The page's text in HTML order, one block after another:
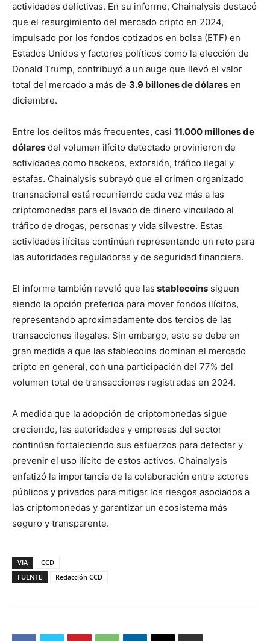
actividades delictivas. En su informe, Chainalysis destacó
que el resurgimiento del mercado cripto en 2024,
impulsado por los fondos cotizados en bolsa (ETF) en
Estados Unidos y factores políticos como la elección de
Donald Trump, contribuyó a un auge que llevó el valor
total del mercado a más de 3.9 billones de dólares en
diciembre.
Entre los delitos más frecuentes, casi 11.000 millones de
dólares del volumen ilícito detectado provinieron de
actividades como hackeos, extorsión, tráfico ilegal y
estafas. Chainalysis subrayó que el crimen organizado
transnacional está recurriendo cada vez más a las
criptomonedas para el lavado de dinero vinculado al
tráfico de drogas, personas y vida silvestre. Estas
actividades ilícitas continúan representando un reto para
las autoridades reguladoras y de seguridad financiera.
El informe también reveló que las stablecoins siguen
siendo la opción preferida para mover fondos ilícitos,
representando aproximadamente dos tercios de las
transacciones ilegales. Sin embargo, esto se debe en
gran medida a que las stablecoins dominan el mercado
cripto en general, con una participación del 77% del
volumen total de transacciones registradas en 2024.
A medida que la adopción de criptomonedas sigue
creciendo, las autoridades y empresas del sector
continúan fortaleciendo sus esfuerzos para detectar y
prevenir el uso ilícito de estos activos. Chainalysis
enfatizó la importancia de la colaboración entre actores
públicos y privados para mitigar los riesgos asociados a
las criptomonedas y garantizar un ecosistema más
seguro y transparente.
VIA
CCD
FUENTE
Redacción CCD